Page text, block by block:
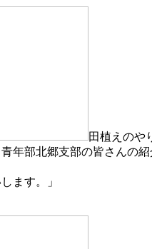
田植えのや
年部北郷支部の皆さんの
ます。」